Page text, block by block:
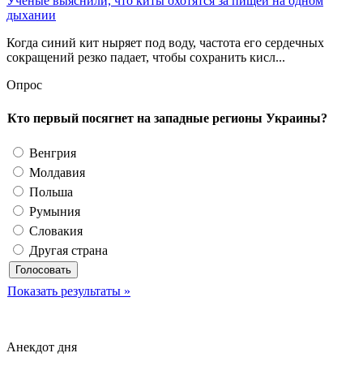
дыхании
Когда синий кит ныряет под воду, частота его сердечных
сокращений резко падает, чтобы сохранить кисл...
Опрос
Кто первый посягнет на западные регионы Украины?
Венгрия
Молдавия
Польша
Румыния
Словакия
Другая страна
Показать результаты »
Анекдот дня